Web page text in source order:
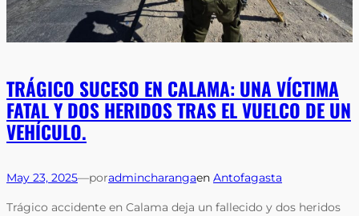
TRÁGICO SUCESO EN CALAMA: UNA VÍCTIMA
FATAL Y DOS HERIDOS TRAS EL VUELCO DE UN
VEHÍCULO.
May 23, 2025—poradmincharangaen Antofagasta
Trágico accidente en Calama deja un fallecido y dos heridos